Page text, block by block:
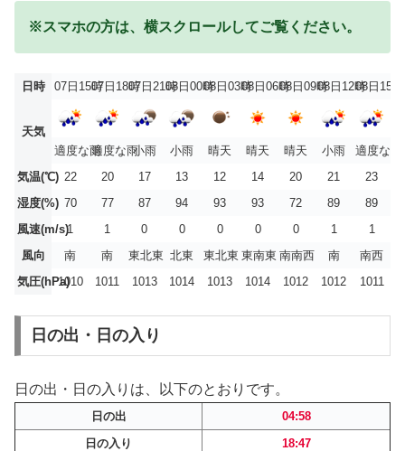
※スマホの方は、横スクロールしてご覧ください。
日時 07日15時07日18時07日21時08日00時08日03時08日06時08日09時08日12時08日15時
天気
適度な雨適度な雨小雨 小雨 晴天 晴天 晴天 小雨
適度な雨
気温(℃) 22 20 17 13 12 14 20 21
23
湿度(%) 70 77 87 94 93 93 72 89
89
風速(m/s)1 1 0 0 0 0 0 1
1
風向
南 南 東北東 北東 東北東 東南東 南南西 南
南西
気圧(hPa)1010 1011 1013 1014 1013 1014 1012 1012 1011
日の出・日の入り
日の出・日の入りは、以下のとおりです。
日の出
04:58
日の入り
18:47